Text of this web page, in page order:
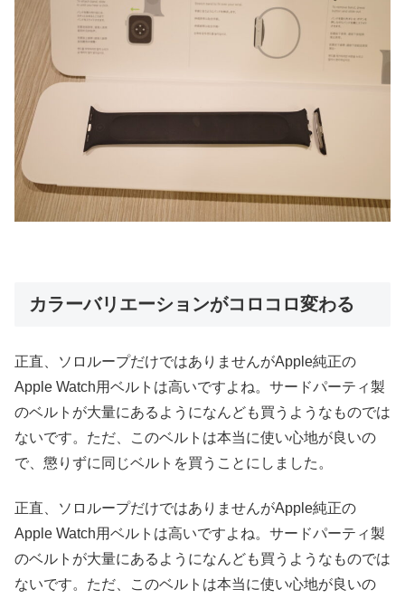
カラーバリエーションがコロコロ変わる
正直、ソロループだけではありませんがApple純正の
Apple Watch用ベルトは高いですよね。サードパーティ製
のベルトが大量にあるようになんども買うようなものでは
ないです。ただ、このベルトは本当に使い心地が良いの
で、懲りずに同じベルトを買うことにしました。
正直、ソロループだけではありませんがApple純正の
Apple Watch用ベルトは高いですよね。サードパーティ製
のベルトが大量にあるようになんども買うようなものでは
ないです。ただ、このベルトは本当に使い心地が良いの